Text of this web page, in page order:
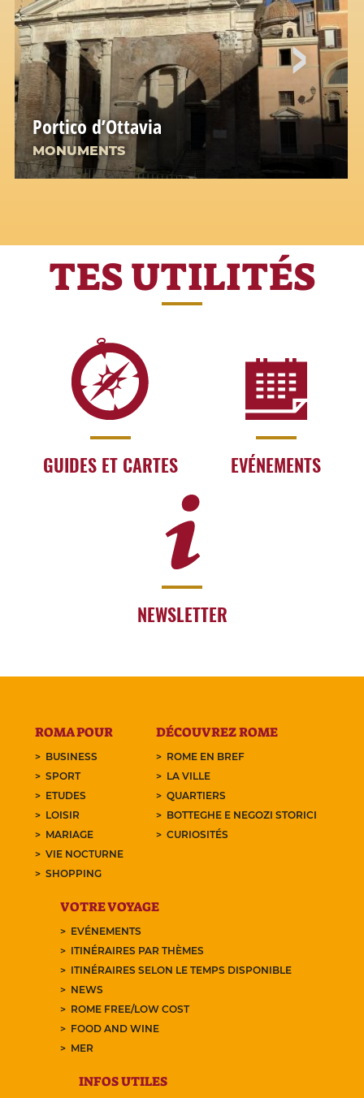
Portico d’Ottavia
MONUMENTS
TES UTILITÉS
GUIDES ET CARTES EVÉNEMENTS
NEWSLETTER
ROMA POUR
BUSINESS
SPORT
ETUDES
LOISIR
MARIAGE
VIE NOCTURNE
SHOPPING
DÉCOUVREZ ROME
ROME EN BREF
LA VILLE
QUARTIERS
BOTTEGHE E NEGOZI STORICI
CURIOSITÉS
VOTRE VOYAGE
EVÉNEMENTS
ITINÉRAIRES PAR THÈMES
ITINÉRAIRES SELON LE TEMPS DISPONIBLE
NEWS
ROME FREE/LOW COST
FOOD AND WINE
MER
INFOS UTILES